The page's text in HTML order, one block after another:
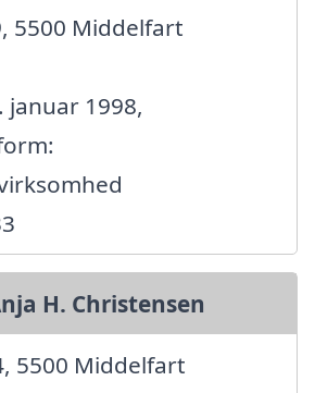
5500 Middelfart
januar 1998,
H. Christensen
5500 Middelfart